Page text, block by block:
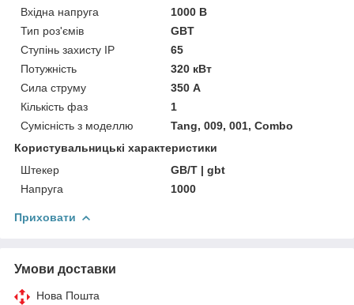
Вхідна напруга
1000 В
Тип роз'ємів
GBT
Ступінь захисту IP
65
Потужність
320 кВт
Сила струму
350 А
Кількість фаз
1
Сумісність з моделлю
Tang, 009, 001, Combo
Користувальницькі характеристики
Штекер
GB/T | gbt
Напруга
1000
Приховати
Умови доставки
Нова Пошта